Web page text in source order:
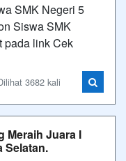
SMK Negeri 5
Siswa SMK
pada link Cek
3682 kali
Meraih Juara I
Selatan.